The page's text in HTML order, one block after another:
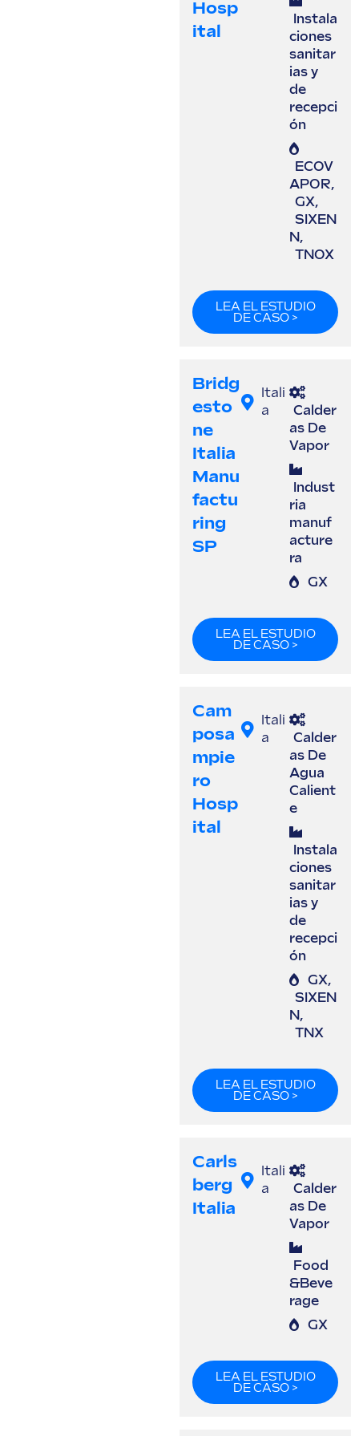
Hosp
Ital
Instala
ciones
sanitar
ias y
de
recepci
ón
ECOV
APOR,
GX,
SIXEN
N,
TNOX
LEA EL ESTUDIO
DE CASO >
Bridg
Esto
Ne
Italia
Manu
Factu
Ring
SP
Itali
a
Calder
as De
Vapor
Indust
ria
manuf
acture
ra
GX
LEA EL ESTUDIO
DE CASO >
Cam
Posa
Mpie
Ro
Hosp
Ital
Itali
a
Calder
as De
Agua
Calient
e
Instala
ciones
sanitar
ias y
de
recepci
ón
GX,
SIXEN
N,
TNX
LEA EL ESTUDIO
DE CASO >
Carls
Berg
Italia
Itali
a
Calder
as De
Vapor
Food
&Beve
rage
GX
LEA EL ESTUDIO
DE CASO >